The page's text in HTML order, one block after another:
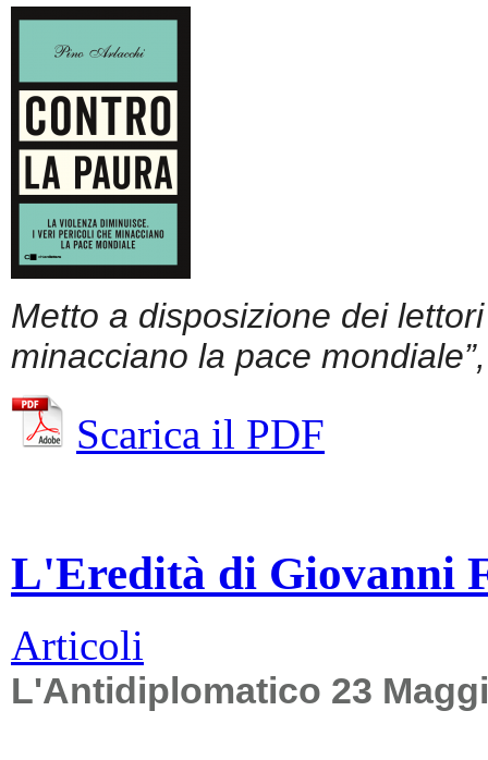
Metto a disposizione dei
minacciano la pace
Scarica il PDF
L'Eredità di Giovanni
Articoli
L'Antidiplomatico 23